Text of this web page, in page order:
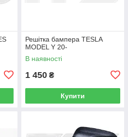
Решітка бампера TESLA
MODEL Y 20-
В наявності
1 450 ₴
Купити